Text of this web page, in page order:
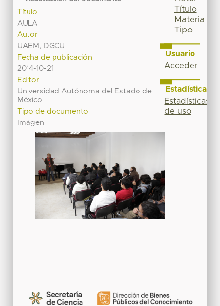
Título
AULA
Autor
UAEM, DGCU
Fecha de publicación
2014-10-21
Editor
Universidad Autónoma del Estado de
México
Tipo de documento
Imágen
Título
Materia
Tipo
Usuario
Acceder
Estadísticas
Estadísticas
de uso